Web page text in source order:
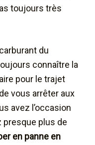
toujours très
du
connaître la
pour le trajet
vous arrêter aux
avez l’occasion
presque plus de
en panne en